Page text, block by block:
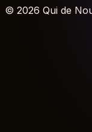
© 2026 Qui de